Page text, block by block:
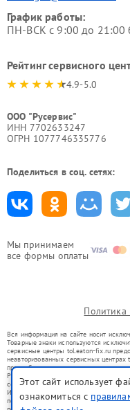
Мы принимаем
все формы оплаты
График работы:
ПН-ВСК с 9:00 до 21:00
Рейтинг сервисного
4.9-5.0
ООО "Русервис"
ИНН 7702633247
ОГРН 1077746335776
Поделиться в соц. сетях:
Политика
Вся информация на сайте носит
Товарные знаки используются
сервисные центры tol.eaton-fix.ru
неавторизованных сервисных
правообладателями товарных знаков
Ремонт осуществляется для
со статьей 1487 ГК РФ.
Использование товарных знаков не
потребителей в заблуждение, а
Этот сайт использует
ознакомиться с